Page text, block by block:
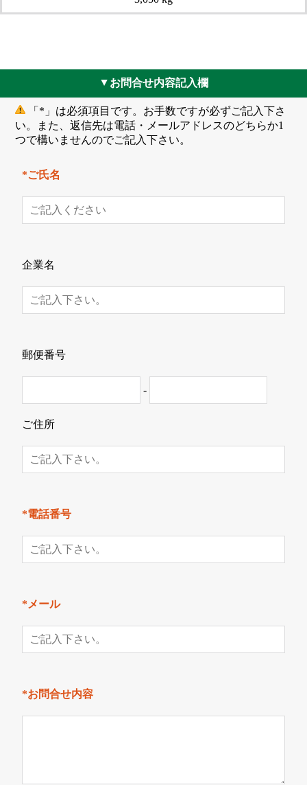
▲ お問合せ内容記入欄
「*」は必須項目です。お手数ですが必ずご記入下さ
い。また、返信先は電話・メールアドレスのどちらか1
つで構いませんのでご記入下さい。
*ご氏名
企業名
郵便番号
-
ご住所
*電話番号
*メール
*お問合せ内容